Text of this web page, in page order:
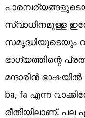
സ്വാധീനമുള്ള
സമൃദ്ധിയുടെയും
ഭാഗ്യത്തിന്റെ
മന്ദാരിന്‍
ba, fa എന്ന
രീതിയിലാണ്.